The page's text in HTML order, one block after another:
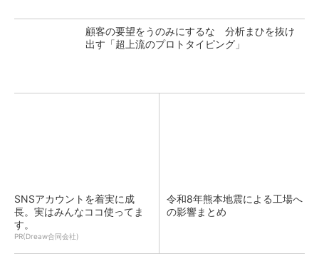
顧客の要望をうのみにするな 分析まひを抜け
出す「超上流のプロトタイピング」
SNSアカウントを着実に成
長。実はみんなココ使ってま
す。
PR(Dreaw合同会社)
令和8年熊本地震による工場へ
の影響まとめ